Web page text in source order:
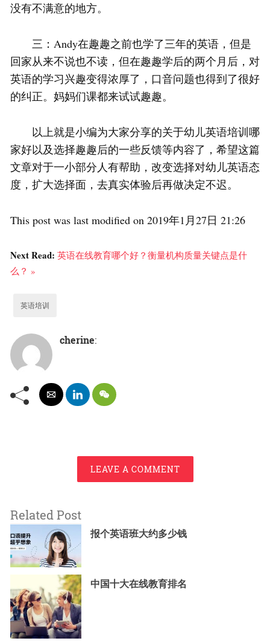
没有不满意的地方。
三：Andy在趣趣之前也学了三年的英语，但是
回家从来不说也不读，但在趣趣学后的两个月后，对
英语的学习兴趣变得浓厚了，口音问题也得到了很好
的纠正。妈妈们课都来试试趣趣。
以上就是小编为大家分享的关于幼儿英语培训哪
家好以及选择趣趣后的一些反馈等内容了，希望这篇
文章对于一小部分人有帮助，改变选择对幼儿英语态
度，扩大选择面，去真实体验后再做决定不迟。
This post was last modified on 2019年1月27日 21:26
Next Read: 英语在线教育哪个好？衡量机构质量关键点是什
么？ »
英语培训
cherine:
LEAVE A COMMENT
Related Post
报个英语班大约多少钱
中国十大在线教育排名